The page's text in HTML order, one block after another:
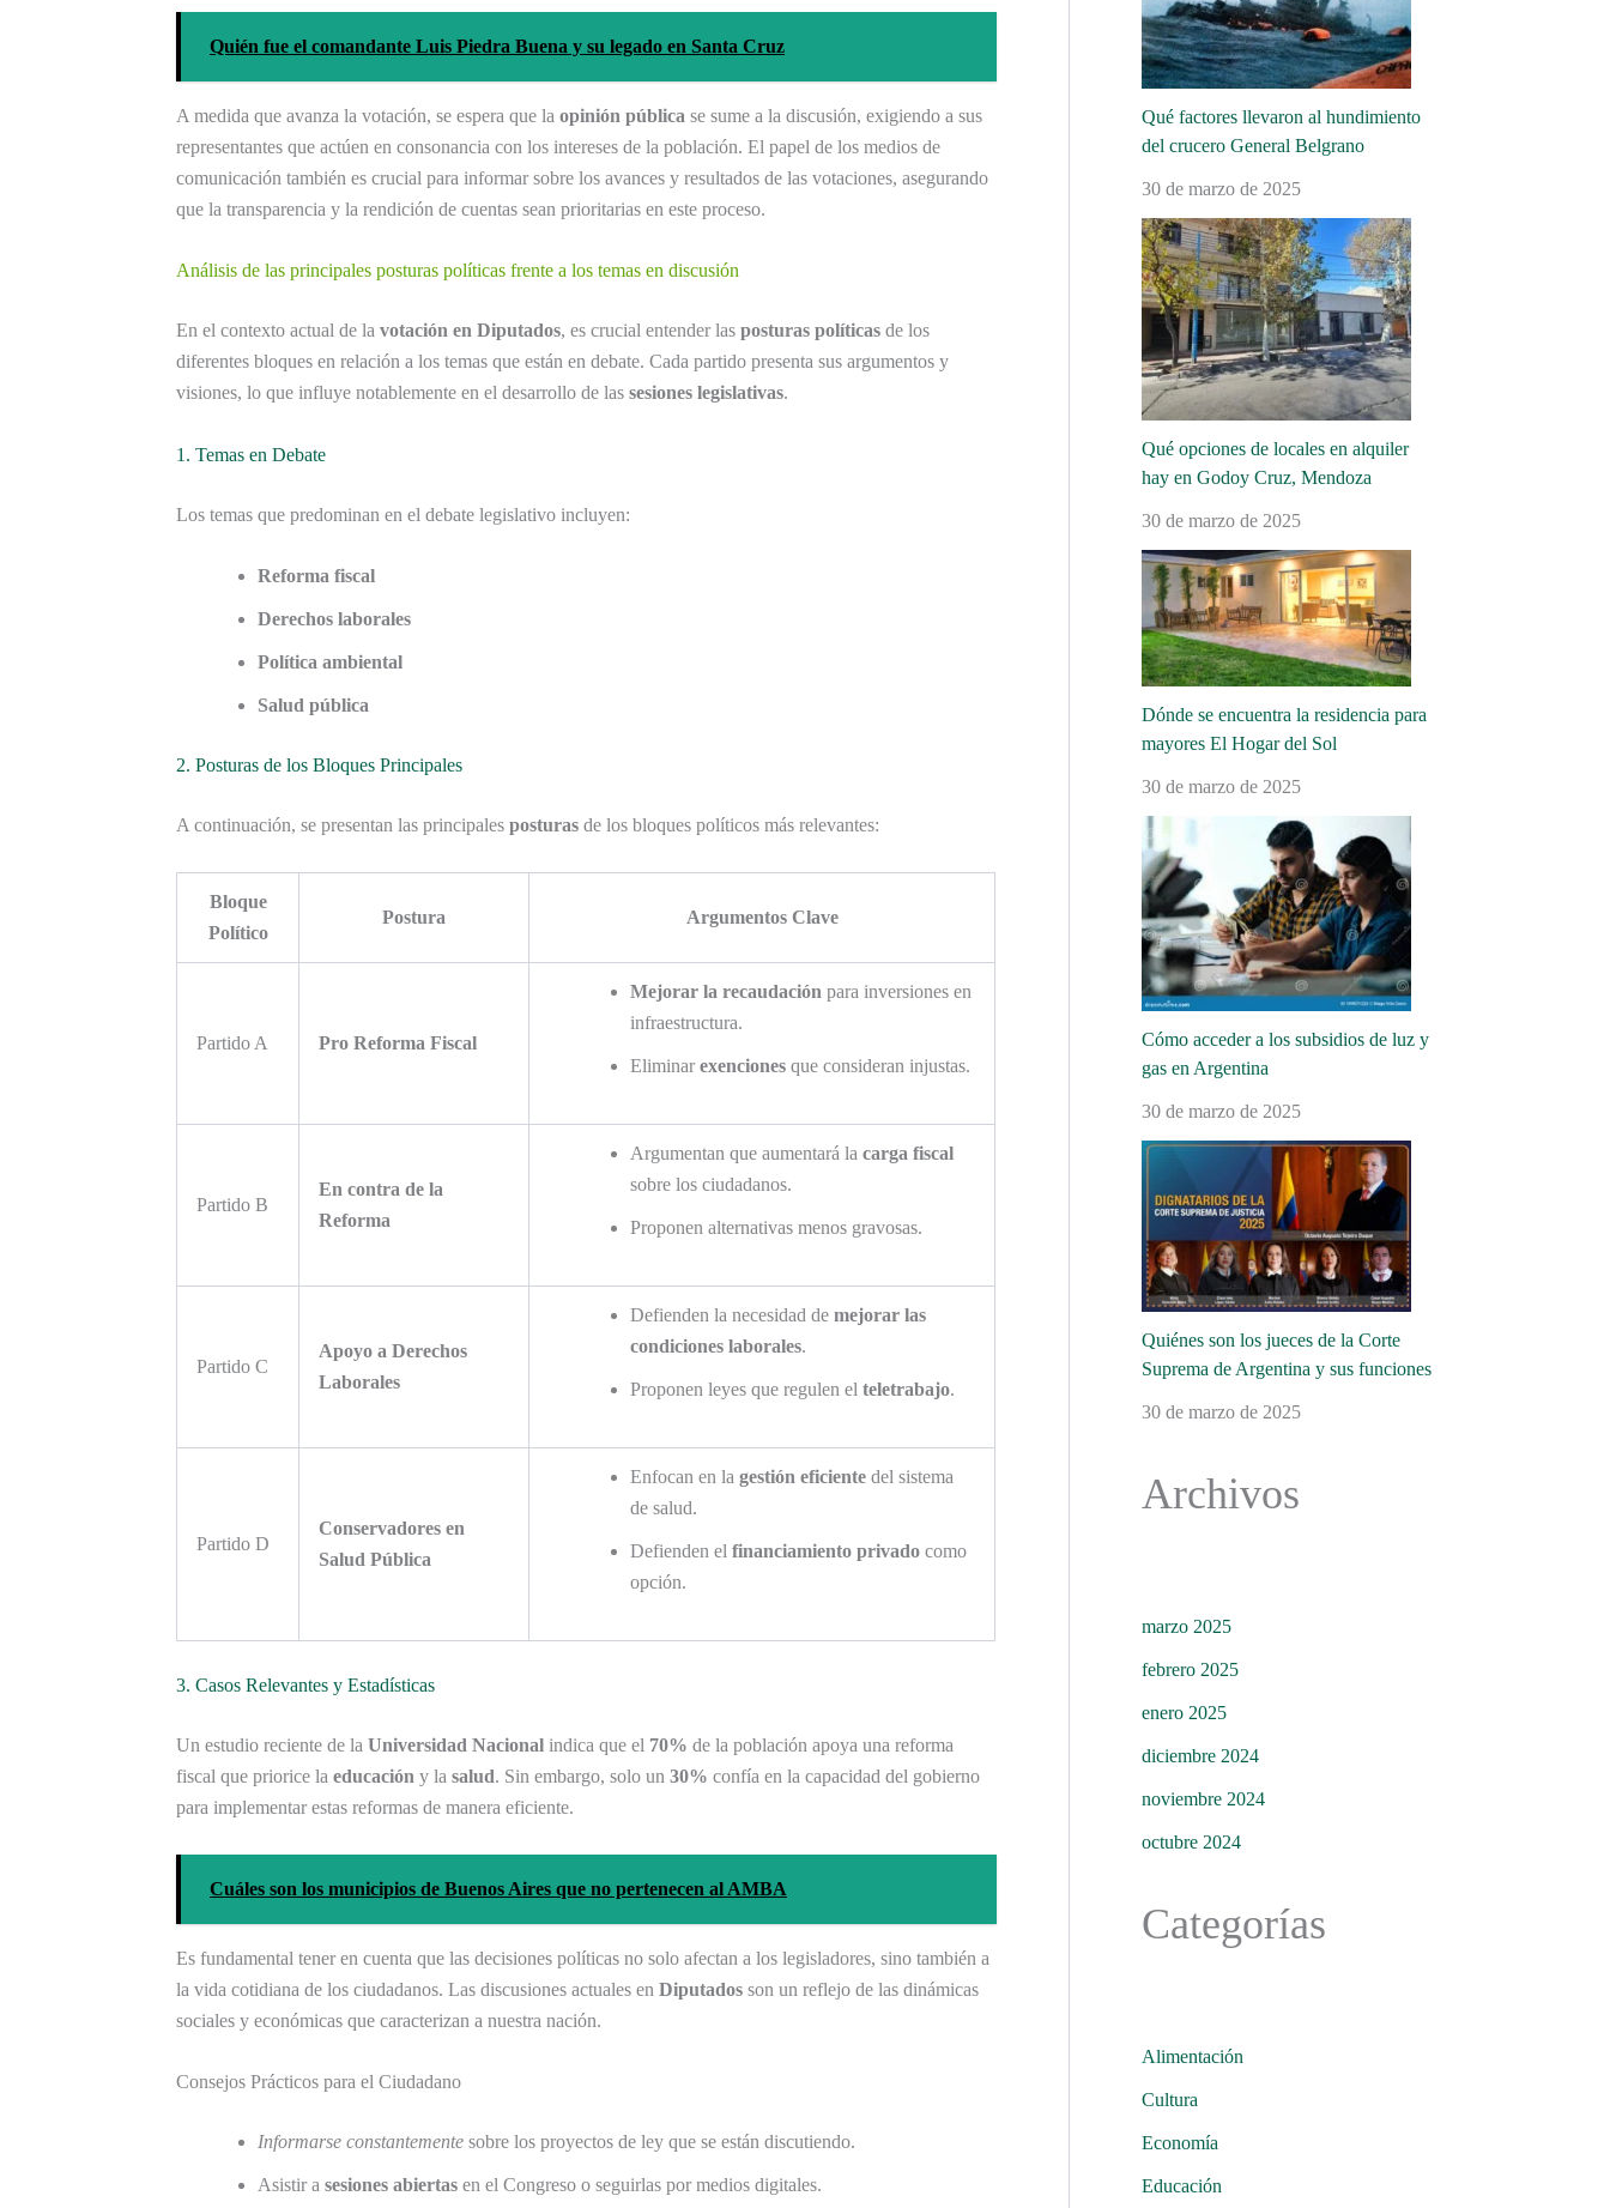
Quién fue el comandante Luis Piedra Buena y su legado en Santa Cruz
A medida que avanza la votación, se espera que la opinión pública se sume a la discusión, exigiendo a sus
representantes que actúen en consonancia con los intereses de la población. El papel de los medios de
comunicación también es crucial para informar sobre los avances y resultados de las votaciones, asegurando
que la transparencia y la rendición de cuentas sean prioritarias en este proceso.
Análisis de las principales posturas políticas frente a los temas en discusión
En el contexto actual de la votación en Diputados, es crucial entender las posturas políticas de los
diferentes bloques en relación a los temas que están en debate. Cada partido presenta sus argumentos y
visiones, lo que influye notablemente en el desarrollo de las sesiones legislativas.
1. Temas en Debate
Los temas que predominan en el debate legislativo incluyen:
Reforma fiscal
Derechos laborales
Política ambiental
Salud pública
2. Posturas de los Bloques Principales
A continuación, se presentan las principales posturas de los bloques políticos más relevantes:
Bloque
Político
Postura Argumentos Clave
Partido A Pro Reforma Fiscal
Mejorar la recaudación para inversiones en
infraestructura.
Eliminar exenciones que consideran injustas.
Partido B
En contra de la
Reforma
Argumentan que aumentará la carga fiscal
sobre los ciudadanos.
Proponen alternativas menos gravosas.
Partido C
Apoyo a Derechos
Laborales
Defienden la necesidad de mejorar las
condiciones laborales.
Proponen leyes que regulen el teletrabajo.
Partido D
Conservadores en
Salud Pública
Enfocan en la gestión eficiente del sistema
de salud.
Defienden el financiamiento privado como
opción.
3. Casos Relevantes y Estadísticas
Un estudio reciente de la Universidad Nacional indica que el 70% de la población apoya una reforma
fiscal que priorice la educación y la salud. Sin embargo, solo un 30% confía en la capacidad del gobierno
para implementar estas reformas de manera eficiente.
Cuáles son los municipios de Buenos Aires que no pertenecen al AMBA
Es fundamental tener en cuenta que las decisiones políticas no solo afectan a los legisladores, sino también a
la vida cotidiana de los ciudadanos. Las discusiones actuales en Diputados son un reflejo de las dinámicas
sociales y económicas que caracterizan a nuestra nación.
Consejos Prácticos para el Ciudadano
Informarse constantemente sobre los proyectos de ley que se están discutiendo.
Asistir a sesiones abiertas en el Congreso o seguirlas por medios digitales.
Qué factores llevaron al hundimiento
del crucero General Belgrano
30 de marzo de 2025
Qué opciones de locales en alquiler
hay en Godoy Cruz, Mendoza
30 de marzo de 2025
Dónde se encuentra la residencia para
mayores El Hogar del Sol
30 de marzo de 2025
Cómo acceder a los subsidios de luz y
gas en Argentina
30 de marzo de 2025
Quiénes son los jueces de la Corte
Suprema de Argentina y sus funciones
30 de marzo de 2025
Archivos
marzo 2025
febrero 2025
enero 2025
diciembre 2024
noviembre 2024
octubre 2024
Categorías
Alimentación
Cultura
Economía
Educación